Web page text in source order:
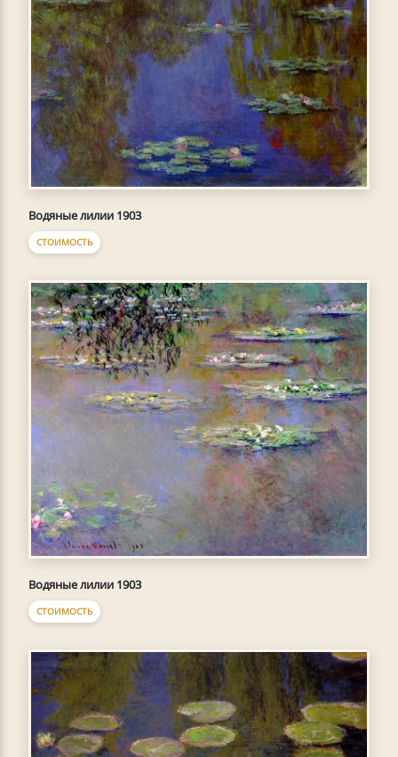
Водяные лилии 1903
СТОИМОСТЬ
Водяные лилии 1903
СТОИМОСТЬ